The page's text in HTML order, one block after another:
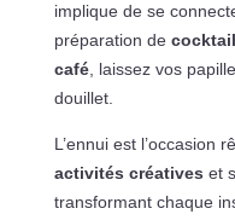
implique de se
préparation de
café, laissez vos
douillet.
L’ennui est l’occasion
activités créatives et
transformant chaque